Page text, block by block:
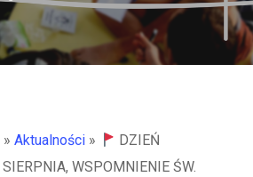
» Aktualności »
DZIEŃ
WSPOMNIENIE ŚW.